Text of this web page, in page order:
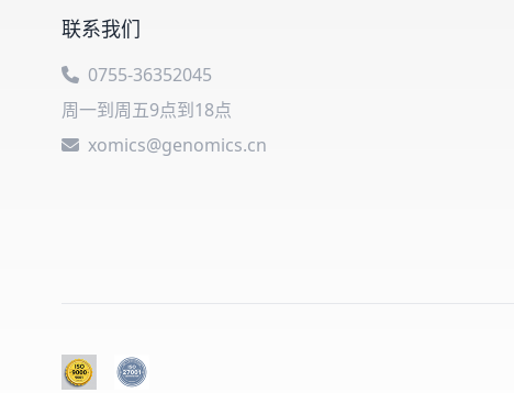
联系我们
0755-36352045
周一到周五9点到18点
xomics@genomics.cn